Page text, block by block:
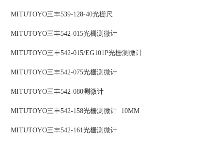
MITUTOYO三丰539-128-40光栅尺
MITUTOYO三丰542-015光栅测微计
MITUTOYO三丰542-015/EG101P光栅测微计
MITUTOYO三丰542-075光栅测微计
MITUTOYO三丰542-080测微计
MITUTOYO三丰542-158光栅测微计 10MM
MITUTOYO三丰542-161光栅测微计